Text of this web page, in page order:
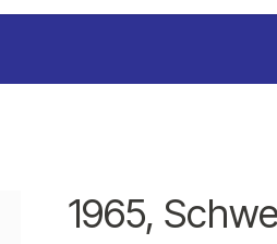
1965,